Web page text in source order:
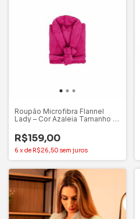
Roupão Microfibra Flannel
Lady – Cor Azaleia Tamanho G
R$159,00
6 x de R$26,50 sem juros